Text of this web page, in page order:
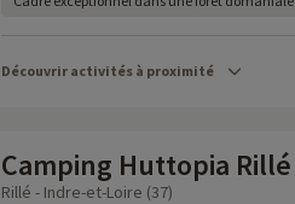
Découvrir activités à proximité
Camping Huttopia Rillé
Rillé - Indre-et-Loire (37)